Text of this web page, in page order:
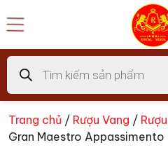
đến
dung
Tìm
kiếm
sản
phẩm
Trang chủ / Rượu Vang /
Gran Maestro Appassimento